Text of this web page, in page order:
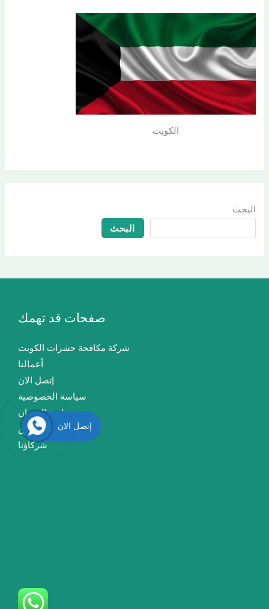
الكويت
البحث
البحث
صفحات قد تهمك
شركة مكافحة حشرات الكويت
أعمالنا
إتصل الان
سياسة الخصوصية
سياسة الضمان
من نحن
شركاؤنا
إتصل الان